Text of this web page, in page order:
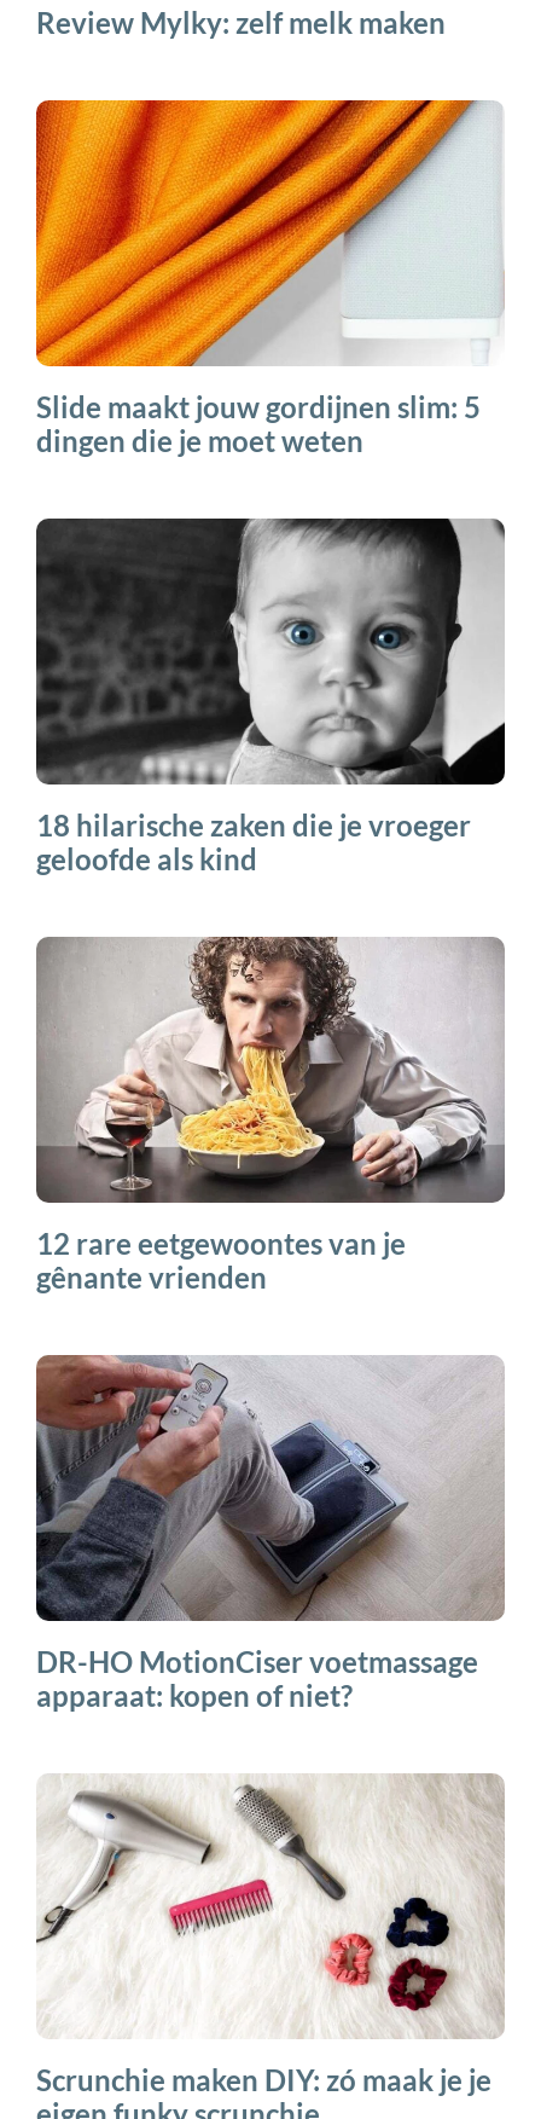
Review Mylky: zelf melk maken
Slide maakt jouw gordijnen slim: 5
dingen die je moet weten
18 hilarische zaken die je vroeger
geloofde als kind
12 rare eetgewoontes van je
gênante vrienden
DR-HO MotionCiser voetmassage
apparaat: kopen of niet?
Scrunchie maken DIY: zó maak je je